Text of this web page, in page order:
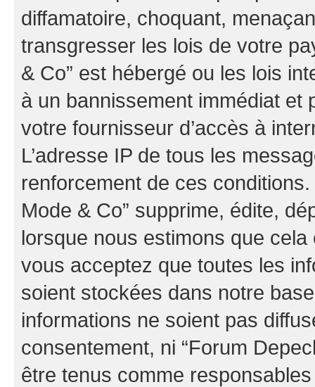
diffamatoire, choquant,
transgresser les lois de votre
& Co” est hébergé ou les lois
à un bannissement immédiat et
votre fournisseur d’accès à
L’adresse IP de tous les
renforcement de ces
Mode & Co” supprime, édite,
lorsque nous estimons que cela
vous acceptez que toutes les
soient stockées dans notre
informations ne soient pas
consentement, ni “Forum
être tenus comme